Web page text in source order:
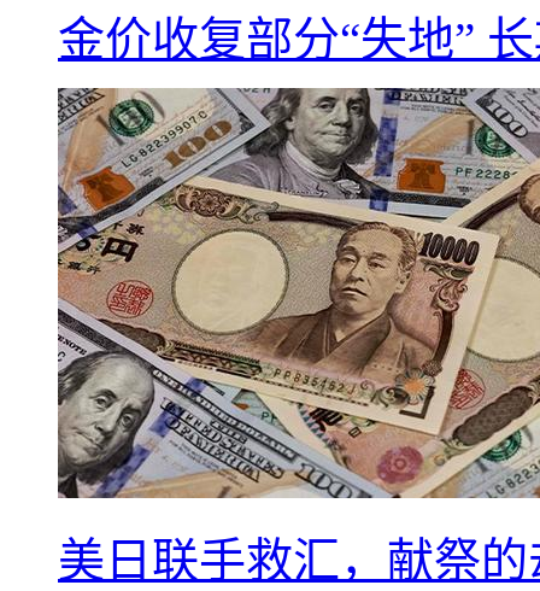
金价收复部分“失地”
美日联手救汇，献祭